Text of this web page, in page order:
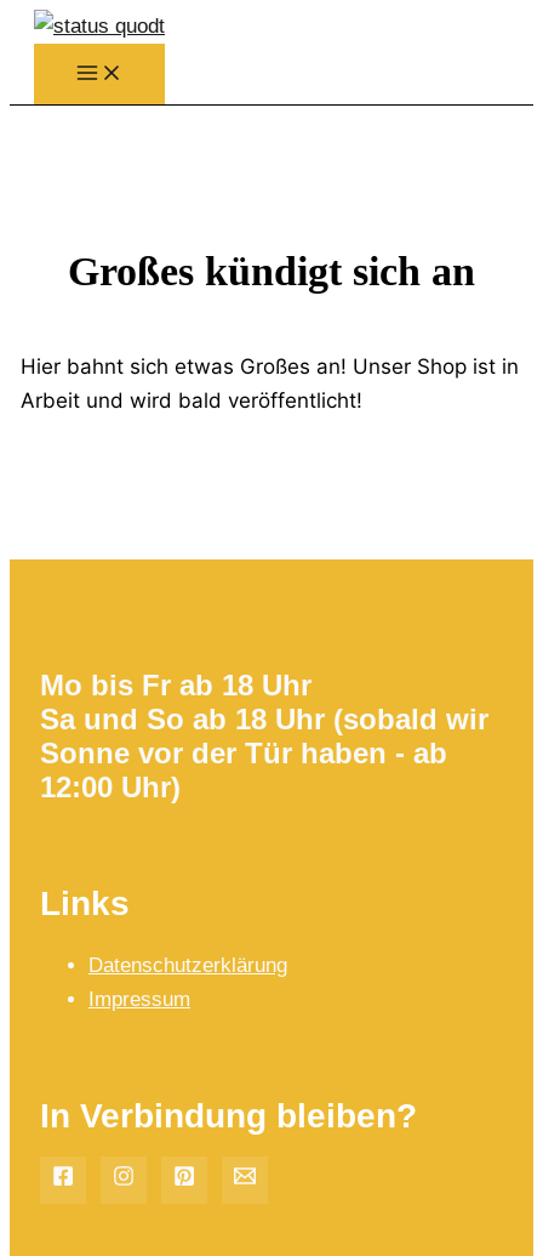
Zum
Inhalt
springen
Großes kündigt sich an
Hier bahnt sich etwas Großes an! Unser Shop ist in
Arbeit und wird bald veröffentlicht!
Mo bis Fr ab 18 Uhr
Sa und So ab 18 Uhr (sobald wir
Sonne vor der Tür haben - ab
12:00 Uhr)
Links
Datenschutzerklärung
Impressum
In Verbindung bleiben?